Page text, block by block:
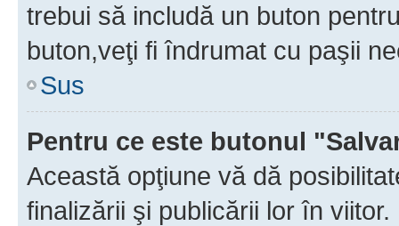
trebui să includă un buton
buton,veţi fi îndrumat cu paşii
Sus
Pentru ce este butonul
Această opţiune vă dă
finalizării şi publicării lor în